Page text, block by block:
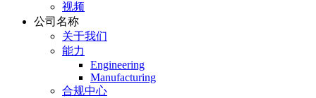
视频
公司名称
关于我们
能力
Engineering
Manufacturing
合规中心